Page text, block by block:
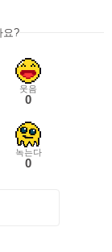
요?
웃음
0
녹는다
0